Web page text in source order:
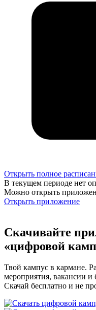
Открыть полное
В текущем периоде нет
Можно открыть
Открыть приложение
Скачивайте
«цифровой
Твой кампус в кармане.
мероприятия, вакансии
Скачай бесплатно и не